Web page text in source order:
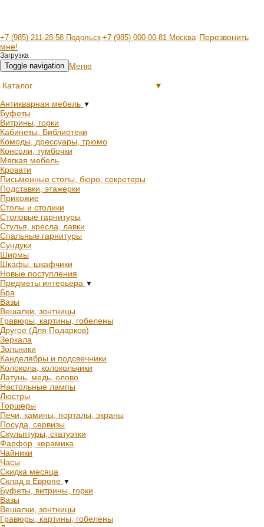
+7 (985) 211-28-58 Подольск +7 (985) 000-00-81 Москва Перезвонить
мне!
Загрузка
Toggle navigation Меню
Каталог
▼
Антикварная мебель ▼
Буфеты
Витрины, горки
Кабинеты, Библиотеки
Комоды, дрессуары, трюмо
Консоли, тумбочки
Мягкая мебель
Кровати
Письменные столы, бюро, секретеры
Подставки, этажерки
Прихожие
Столы и столики
Столовые гарнитуры
Стулья, кресла, лавки
Спальные гарнитуры
Сундуки
Ширмы
Шкафы, шкафчики
Новые поступления
Предметы интерьера ▼
Бра
Вазы
Вешалки, зонтницы
Гравюры, картины, гобелены
Другое (Для Подарков)
Зеркала
Зольники
Канделябры и подсвечники
Колокола, колокольчики
Латунь, медь, олово
Настольные лампы
Люстры
Торшеры
Печи, камины, порталы, экраны
Посуда, сервизы
Скульптуры, статуэтки
Фарфор, керамика
Чайники
Часы
Скидка месяца
Склад в Европе ▼
Буфеты, витрины, горки
Вазы
Вешалки, зонтницы
Гравюры, картины, гобелены